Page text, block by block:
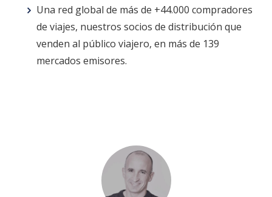
Una red global de más de +44.000 compradores
de viajes, nuestros socios de distribución que
venden al público viajero, en más de 139
mercados emisores.